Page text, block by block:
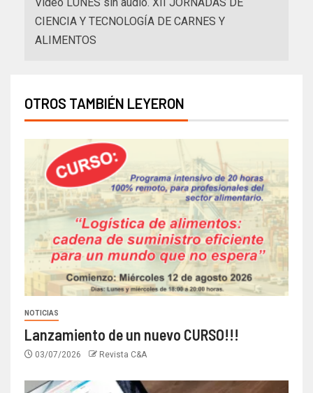
CIENCIA Y TECNOLOGÍA DE CARNES Y
ALIMENTOS
OTROS TAMBIÉN LEYERON
NOTICIAS
Lanzamiento de un nuevo CURSO!!!
03/07/2026 Revista C&A